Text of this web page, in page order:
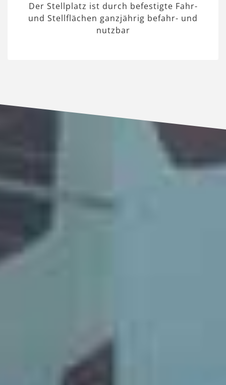
Der Stellplatz ist durch befestigte Fahr-
und Stellflächen ganzjährig befahr- und
nutzbar